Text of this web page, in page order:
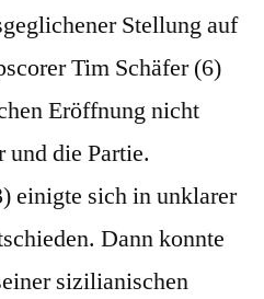
Stellung auf
Tim Schäfer (6)
Eröffnung nicht
die Partie.
einigte sich in unklarer
Dann konnte
sizilianischen